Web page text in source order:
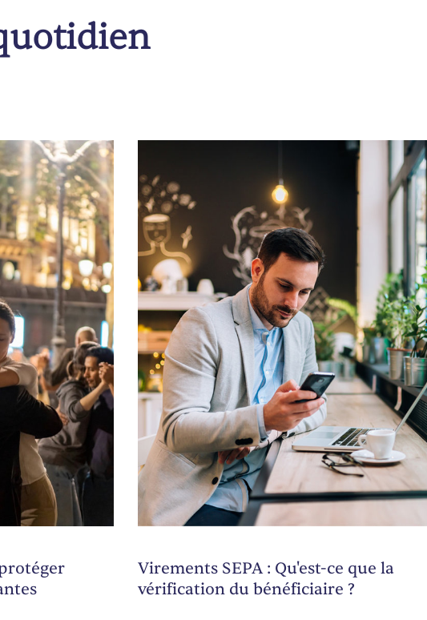
Virements SEPA : Qu'est-ce que la
vérification du bénéficiaire ?